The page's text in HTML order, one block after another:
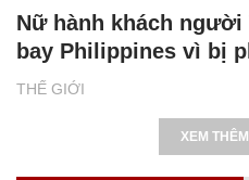
THẾ GIỚI
Nữ hành khách
bay Philippines vì bị
XEM